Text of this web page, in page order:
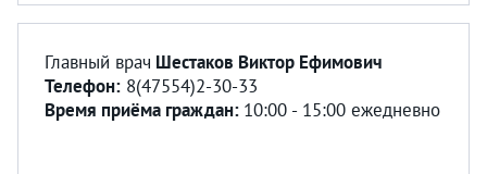
Главный врач Шестаков Виктор Ефимович
Телефон: 8(47554)2-30-33
Время приёма граждан: 10:00 - 15:00 ежедневно